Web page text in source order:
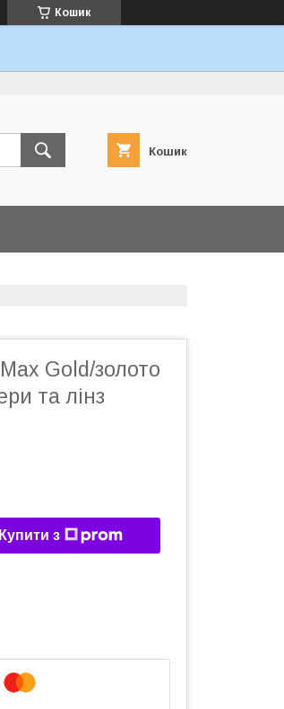
Кошик
Кошик
Gold/золото
та лінз
Купити з